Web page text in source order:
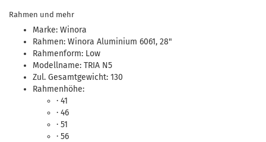
Rahmen und mehr
Marke: Winora
Rahmen: Winora Aluminium 6061, 28"
Rahmenform: Low
Modellname: TRIA N5
Zul. Gesamtgewicht: 130
Rahmenhöhe:
· 41
· 46
· 51
· 56